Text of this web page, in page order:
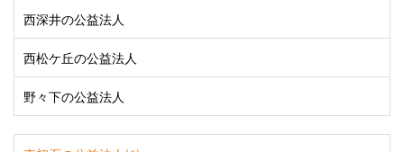
西深井の公益法人
西松ケ丘の公益法人
野々下の公益法人